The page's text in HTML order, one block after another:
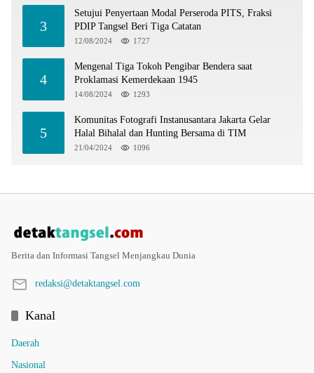
3
Setujui Penyertaan Modal Perseroda PITS, Fraksi
PDIP Tangsel Beri Tiga Catatan
12/08/2024 1727
4
Mengenal Tiga Tokoh Pengibar Bendera saat
Proklamasi Kemerdekaan 1945
14/08/2024 1293
5
Komunitas Fotografi Instanusantara Jakarta Gelar
Halal Bihalal dan Hunting Bersama di TIM
21/04/2024 1096
Berita dan Informasi Tangsel Menjangkau Dunia
redaksi@detaktangsel.com
Kanal
Daerah
Nasional